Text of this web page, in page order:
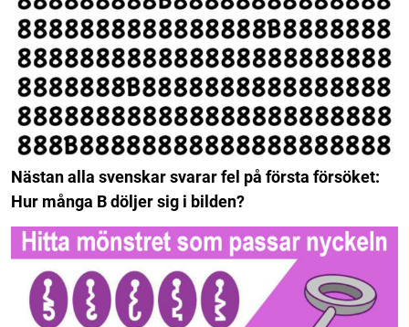
Nästan alla svenskar svarar fel på första försöket:
Hur många B döljer sig i bilden?